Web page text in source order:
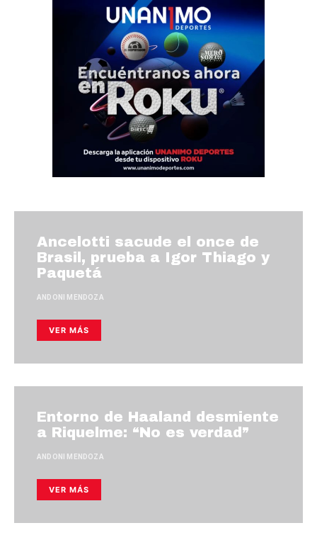
Ancelotti sacude el once de
Brasil, prueba a Igor Thiago y
Paquetá
ANDONI MENDOZA
VER MÁS
Entorno de Haaland desmiente
a Riquelme: “No es verdad”
ANDONI MENDOZA
VER MÁS